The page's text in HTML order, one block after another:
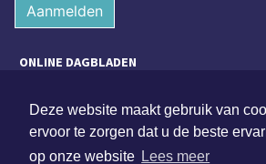
Deze website maakt gebruik van
ervoor te zorgen dat u de beste
op onze website Lees meer
Aanmelden
ONLINE DAGBLADEN